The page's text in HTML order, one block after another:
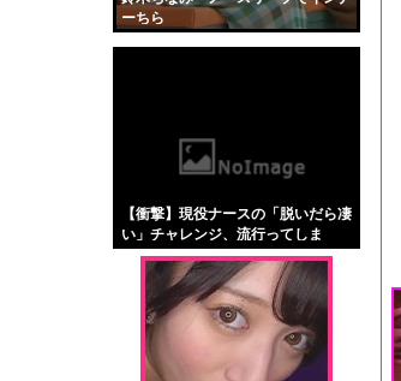
ーちら
【衝撃】現役ナースの「脱いだら凄
い」チャレンジ、流行ってしま
う・・・